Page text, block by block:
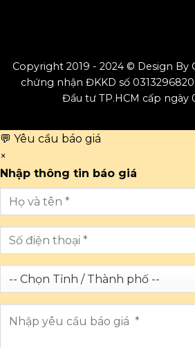
Copyright 2019 - 2024 © Design By
chứng nhận ĐKKD số
Đầu tư TP.HCM cấp ngày
💬 Yêu cầu báo giá
×
Nhập thông tin báo giá